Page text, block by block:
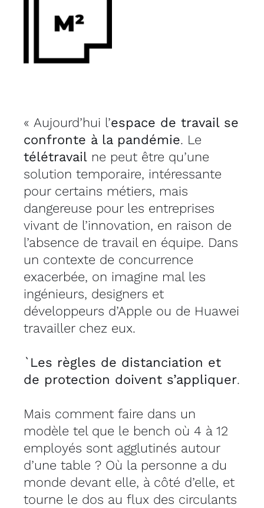
« Aujourd’hui l’espace de travail se
confronte à la pandémie. Le
télétravailne peut être qu’une
solution temporaire, intéressante
pour certains métiers, mais
dangereuse pour les entreprises
vivant de l’innovation, en raison de
l’absence de travail en équipe. Dans
un contexte de concurrence
exacerbée, on imagine mal les
ingénieurs, designers et
développeurs d’Apple ou de Huawei
travailler chez eux.
`Les règles de distanciation et
de protection doivent s’appliquer.
Mais comment faire dans un
modèle tel que le bench où 4 à 12
employés sont agglutinés autour
d’une table ? Où la personne a du
monde devant elle, à côté d’elle, et
tourne le dos au flux des circulants